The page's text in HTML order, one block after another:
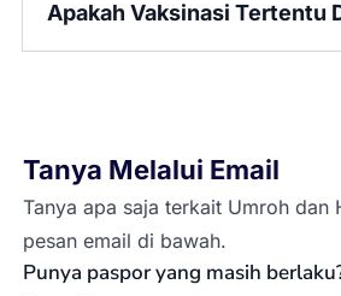
Apakah Vaksinasi Tertentu
Tanya Melalui Email
Tanya apa saja terkait Umroh dan
pesan email di bawah.
Punya paspor yang masih